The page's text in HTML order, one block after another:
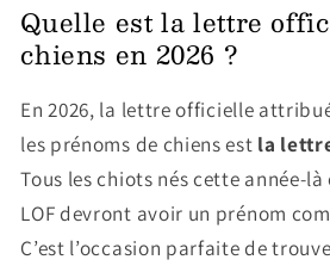
Quelle est la lettre
chiens en 2026 ?
En 2026, la lettre officielle
les prénoms de chiens est la
Tous les chiots nés cette année-
LOF devront avoir un prénom
C’est l’occasion parfaite de